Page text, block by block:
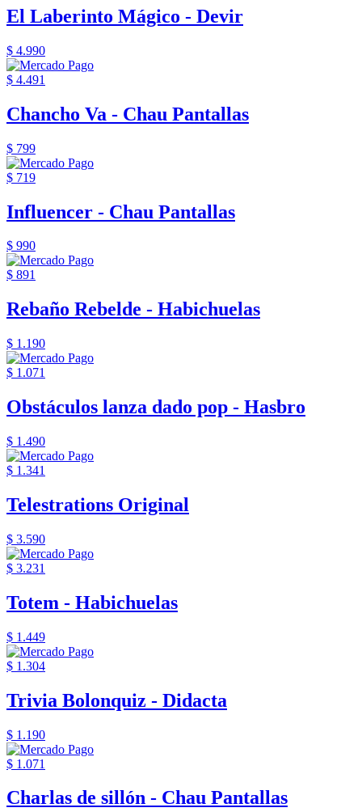
El Laberinto Mágico - Devir
$ 4.990
$ 4.491
Chancho Va - Chau Pantallas
$ 799
$ 719
Influencer - Chau Pantallas
$ 990
$ 891
Rebaño Rebelde - Habichuelas
$ 1.190
$ 1.071
Obstáculos lanza dado pop - Hasbro
$ 1.490
$ 1.341
Telestrations Original
$ 3.590
$ 3.231
Totem - Habichuelas
$ 1.449
$ 1.304
Trivia Bolonquiz - Didacta
$ 1.190
$ 1.071
Charlas de sillón - Chau Pantallas